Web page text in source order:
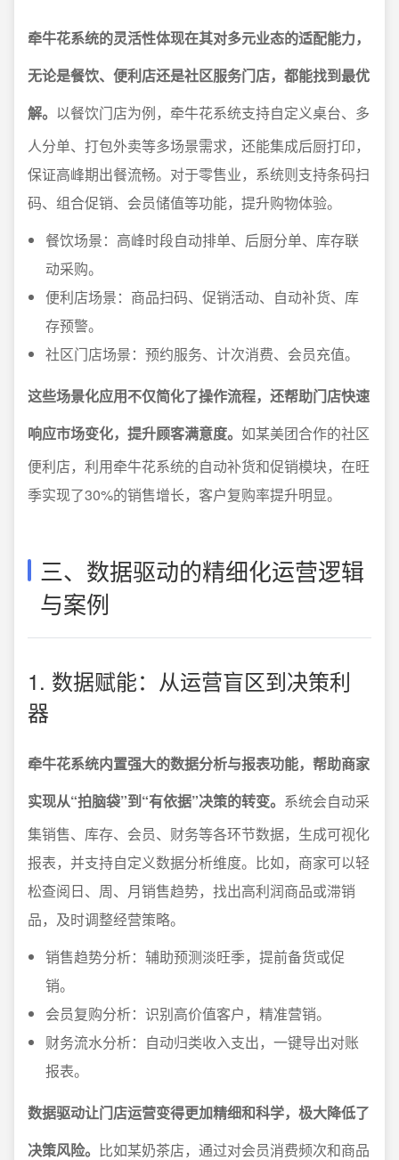
牵牛花系统的灵活性体现在其对多元业态的适配能力，
无论是餐饮、便利店还是社区服务门店，都能找到最优
解。 以餐饮门店为例，牵牛花系统支持自定义桌台、多
人分单、打包外卖等多场景需求，还能集成后厨打印，
保证高峰期出餐流畅。对于零售业，系统则支持条码扫
码、组合促销、会员储值等功能，提升购物体验。
餐饮场景：高峰时段自动排单、后厨分单、库存联
动采购。
便利店场景：商品扫码、促销活动、自动补货、库
存预警。
社区门店场景：预约服务、计次消费、会员充值。
这些场景化应用不仅简化了操作流程，还帮助门店快速
响应市场变化，提升顾客满意度。 如某美团合作的社区
便利店，利用牵牛花系统的自动补货和促销模块，在旺
季实现了30%的销售增长，客户复购率提升明显。
三、数据驱动的精细化运营逻辑
与案例
1. 数据赋能：从运营盲区到决策利
器
牵牛花系统内置强大的数据分析与报表功能，帮助商家
实现从“拍脑袋”到“有依据”决策的转变。 系统会自动采
集销售、库存、会员、财务等各环节数据，生成可视化
报表，并支持自定义数据分析维度。比如，商家可以轻
松查阅日、周、月销售趋势，找出高利润商品或滞销
品，及时调整经营策略。
销售趋势分析：辅助预测淡旺季，提前备货或促
销。
会员复购分析：识别高价值客户，精准营销。
财务流水分析：自动归类收入支出，一键导出对账
报表。
数据驱动让门店运营变得更加精细和科学，极大降低了
决策风险。 比如某奶茶店，通过对会员消费频次和商品